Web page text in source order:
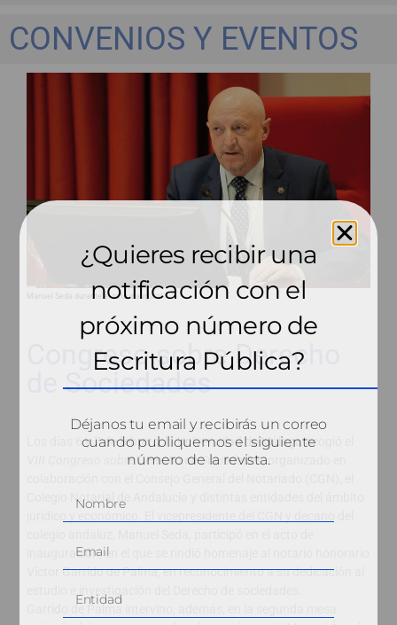
CONVENIOS Y EVENTOS
Manuel Seda durante el acto inaugural.
Congreso sobre Derecho
de Sociedades
Los días 6 y 7 de febrero, la Universidad de Málaga acogió el
VIII Congreso sobre Derecho de Sociedades, organizado en
Colegio Notarial de Andalucía y distintas entidades del ámbito
inauguración, en el que se rindió homenaje al notario honorario
Víctor Garrido de Palma, en reconocimiento a su dedicación al
estudio e investigación del Derecho de sociedades.
¿Quieres recibir una
notificación con el
próximo número de
Escritura Pública?
Déjanos tu email y recibirás un correo
cuando publiquemos el siguiente
número de la revista.